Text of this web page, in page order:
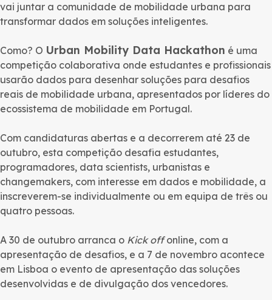
vai juntar a comunidade de mobilidade urbana para
transformar dados em soluções inteligentes.
Como? O Urban Mobility Data Hackathon é uma
competição colaborativa onde estudantes e profissionais
usarão dados para desenhar soluções para desafios
reais de mobilidade urbana, apresentados por líderes do
ecossistema de mobilidade em Portugal.
Com candidaturas abertas e a decorrerem até 23 de
outubro, esta competição desafia estudantes,
programadores, data scientists, urbanistas e
changemakers, com interesse em dados e mobilidade, a
inscreverem-se individualmente ou em equipa de três ou
quatro pessoas.
A 30 de outubro arranca o Kick offonline, com a
apresentação de desafios, e a 7 de novembro acontece
em Lisboa o evento de apresentação das soluções
desenvolvidas e de divulgação dos vencedores.